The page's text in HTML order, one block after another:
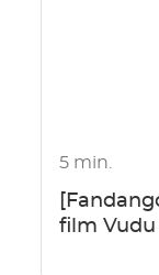
5 min.
film Vudu